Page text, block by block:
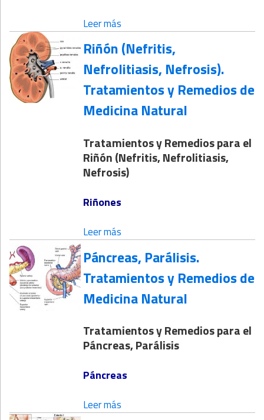
Leer más
Riñón (Nefritis,
Nefrolitiasis, Nefrosis).
Tratamientos y Remedios de
Medicina Natural
Tratamientos y Remedios para el
Riñón (Nefritis, Nefrolitiasis,
Nefrosis)
Riñones
Leer más
Páncreas, Parálisis.
Tratamientos y Remedios de
Medicina Natural
Tratamientos y Remedios para el
Páncreas, Parálisis
Páncreas
Leer más